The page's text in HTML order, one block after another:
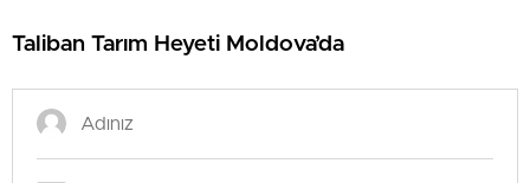
Taliban Tarım Heyeti Moldova’da